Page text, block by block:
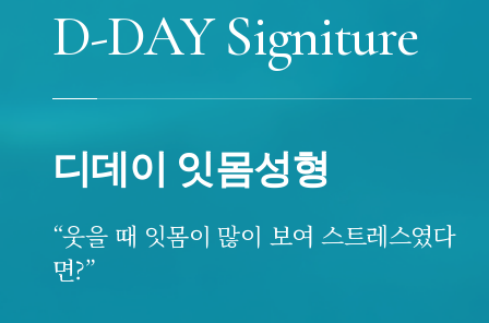
D-DAY Signiture
디데이 잇몸성형
“웃을 때 잇몸이 많이 보여 스트레스였다
면?”